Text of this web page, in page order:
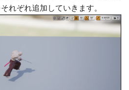
れぞれ追加していきます。